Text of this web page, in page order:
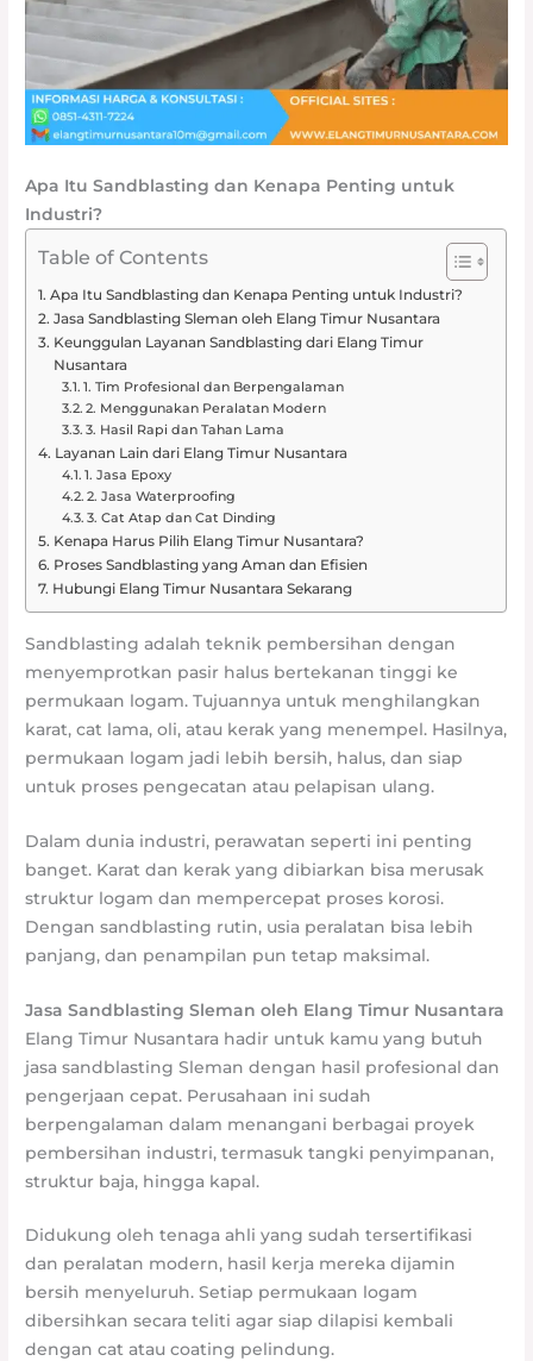
Apa Itu Sandblasting dan Kenapa Penting untuk
Industri?
Table of Contents
Apa Itu Sandblasting dan Kenapa Penting untuk Industri?
Jasa Sandblasting Sleman oleh Elang Timur Nusantara
Keunggulan Layanan Sandblasting dari Elang Timur
Nusantara
1. Tim Profesional dan Berpengalaman
2. Menggunakan Peralatan Modern
3. Hasil Rapi dan Tahan Lama
Layanan Lain dari Elang Timur Nusantara
1. Jasa Epoxy
2. Jasa Waterproofing
3. Cat Atap dan Cat Dinding
Kenapa Harus Pilih Elang Timur Nusantara?
Proses Sandblasting yang Aman dan Efisien
Hubungi Elang Timur Nusantara Sekarang
Sandblasting adalah teknik pembersihan dengan
menyemprotkan pasir halus bertekanan tinggi ke
permukaan logam. Tujuannya untuk menghilangkan
karat, cat lama, oli, atau kerak yang menempel. Hasilnya,
permukaan logam jadi lebih bersih, halus, dan siap
untuk proses pengecatan atau pelapisan ulang.
Dalam dunia industri, perawatan seperti ini penting
banget. Karat dan kerak yang dibiarkan bisa merusak
struktur logam dan mempercepat proses korosi.
Dengan sandblasting rutin, usia peralatan bisa lebih
panjang, dan penampilan pun tetap maksimal.
Jasa Sandblasting Sleman oleh Elang Timur Nusantara
Elang Timur Nusantara hadir untuk kamu yang butuh
jasa sandblasting Sleman dengan hasil profesional dan
pengerjaan cepat. Perusahaan ini sudah
berpengalaman dalam menangani berbagai proyek
pembersihan industri, termasuk tangki penyimpanan,
struktur baja, hingga kapal.
Didukung oleh tenaga ahli yang sudah tersertifikasi
dan peralatan modern, hasil kerja mereka dijamin
bersih menyeluruh. Setiap permukaan logam
dibersihkan secara teliti agar siap dilapisi kembali
dengan cat atau coating pelindung.